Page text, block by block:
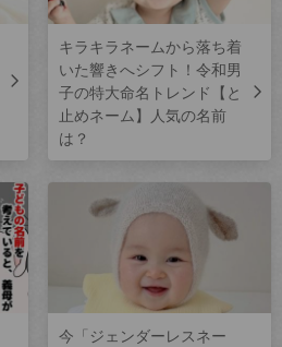
キラキラネームから落ち着
いた響きへシフト！令和男
子の特大命名トレンド【と
止めネーム】人気の名前
は？
今「ジェンダーレスネー